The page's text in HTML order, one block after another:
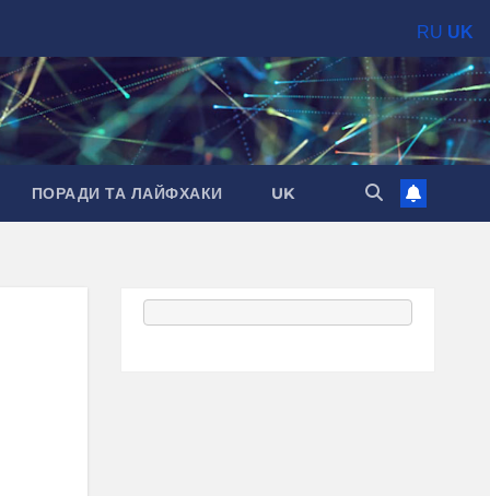
ПОРАДИ ТА ЛАЙФХАКИ UK
RU UK